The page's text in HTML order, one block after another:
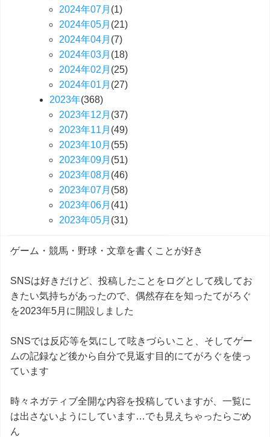
2024年07 月 (1)
2024年05月 (21)
2024年04月 (7)
2024年03月 (18)
2024年02 月 (25)
2024年01 月 (27)
2023年(368)
2023年12 月 (37)
2023年11 月 (49)
2023年10月 (55)
2023年09月 (51)
2023年08月 (46)
2023年07 月 (58)
2023年06月 (41)
2023年05月 (31)
ゲーム・競馬・野球・文章を書くことが好き
SNSは好きだけど、投稿したことをログとして残してお
きたい気持ちがあったので、偶然存在を知ったてがろぐ
を2023年5月に開設しました
SNSでは反応等を気にして呟きづらいこと、そしてゲー
ムの記録など後から自分で見返す目的にてがろぐを使っ
ています
時々ネガティブ全開な内容を投稿していますが、一覧に
は出さないようにしています…でも見えちゃったらごめ
ん